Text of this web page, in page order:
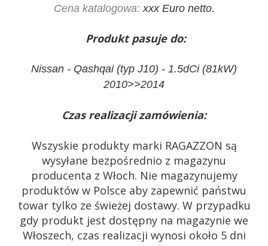
Cena katalogowa:xxx Euro netto.
Produkt pasuje do:
Nissan - Qashqai (typ J10) - 1.5dCi (81kW)
2010>>2014
Czas realizacji zamówienia:
Wszyskie produkty marki RAGAZZON są
wysyłane bezpośrednio z magazynu
producenta z Włoch. Nie magazynujemy
produktów w Polsce aby zapewnić państwu
towar tylko ze świeżej dostawy. W przypadku
gdy produkt jest dostępny na magazynie we
Włoszech, czas realizacji wynosi około 5 dni